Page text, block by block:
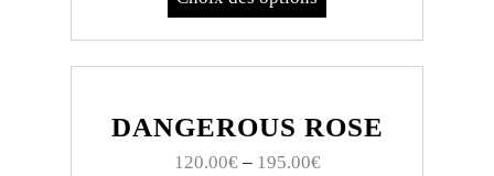
DANGEROUS ROSE
120.00€– 195.00€